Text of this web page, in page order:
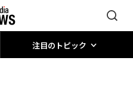
注目のトピック